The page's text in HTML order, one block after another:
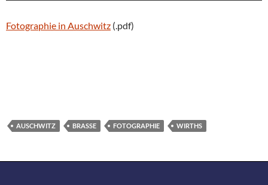
Fotographie in Auschwitz (.pdf)
AUSCHWITZ BRASSE FOTOGRAPHIE WIRTHS